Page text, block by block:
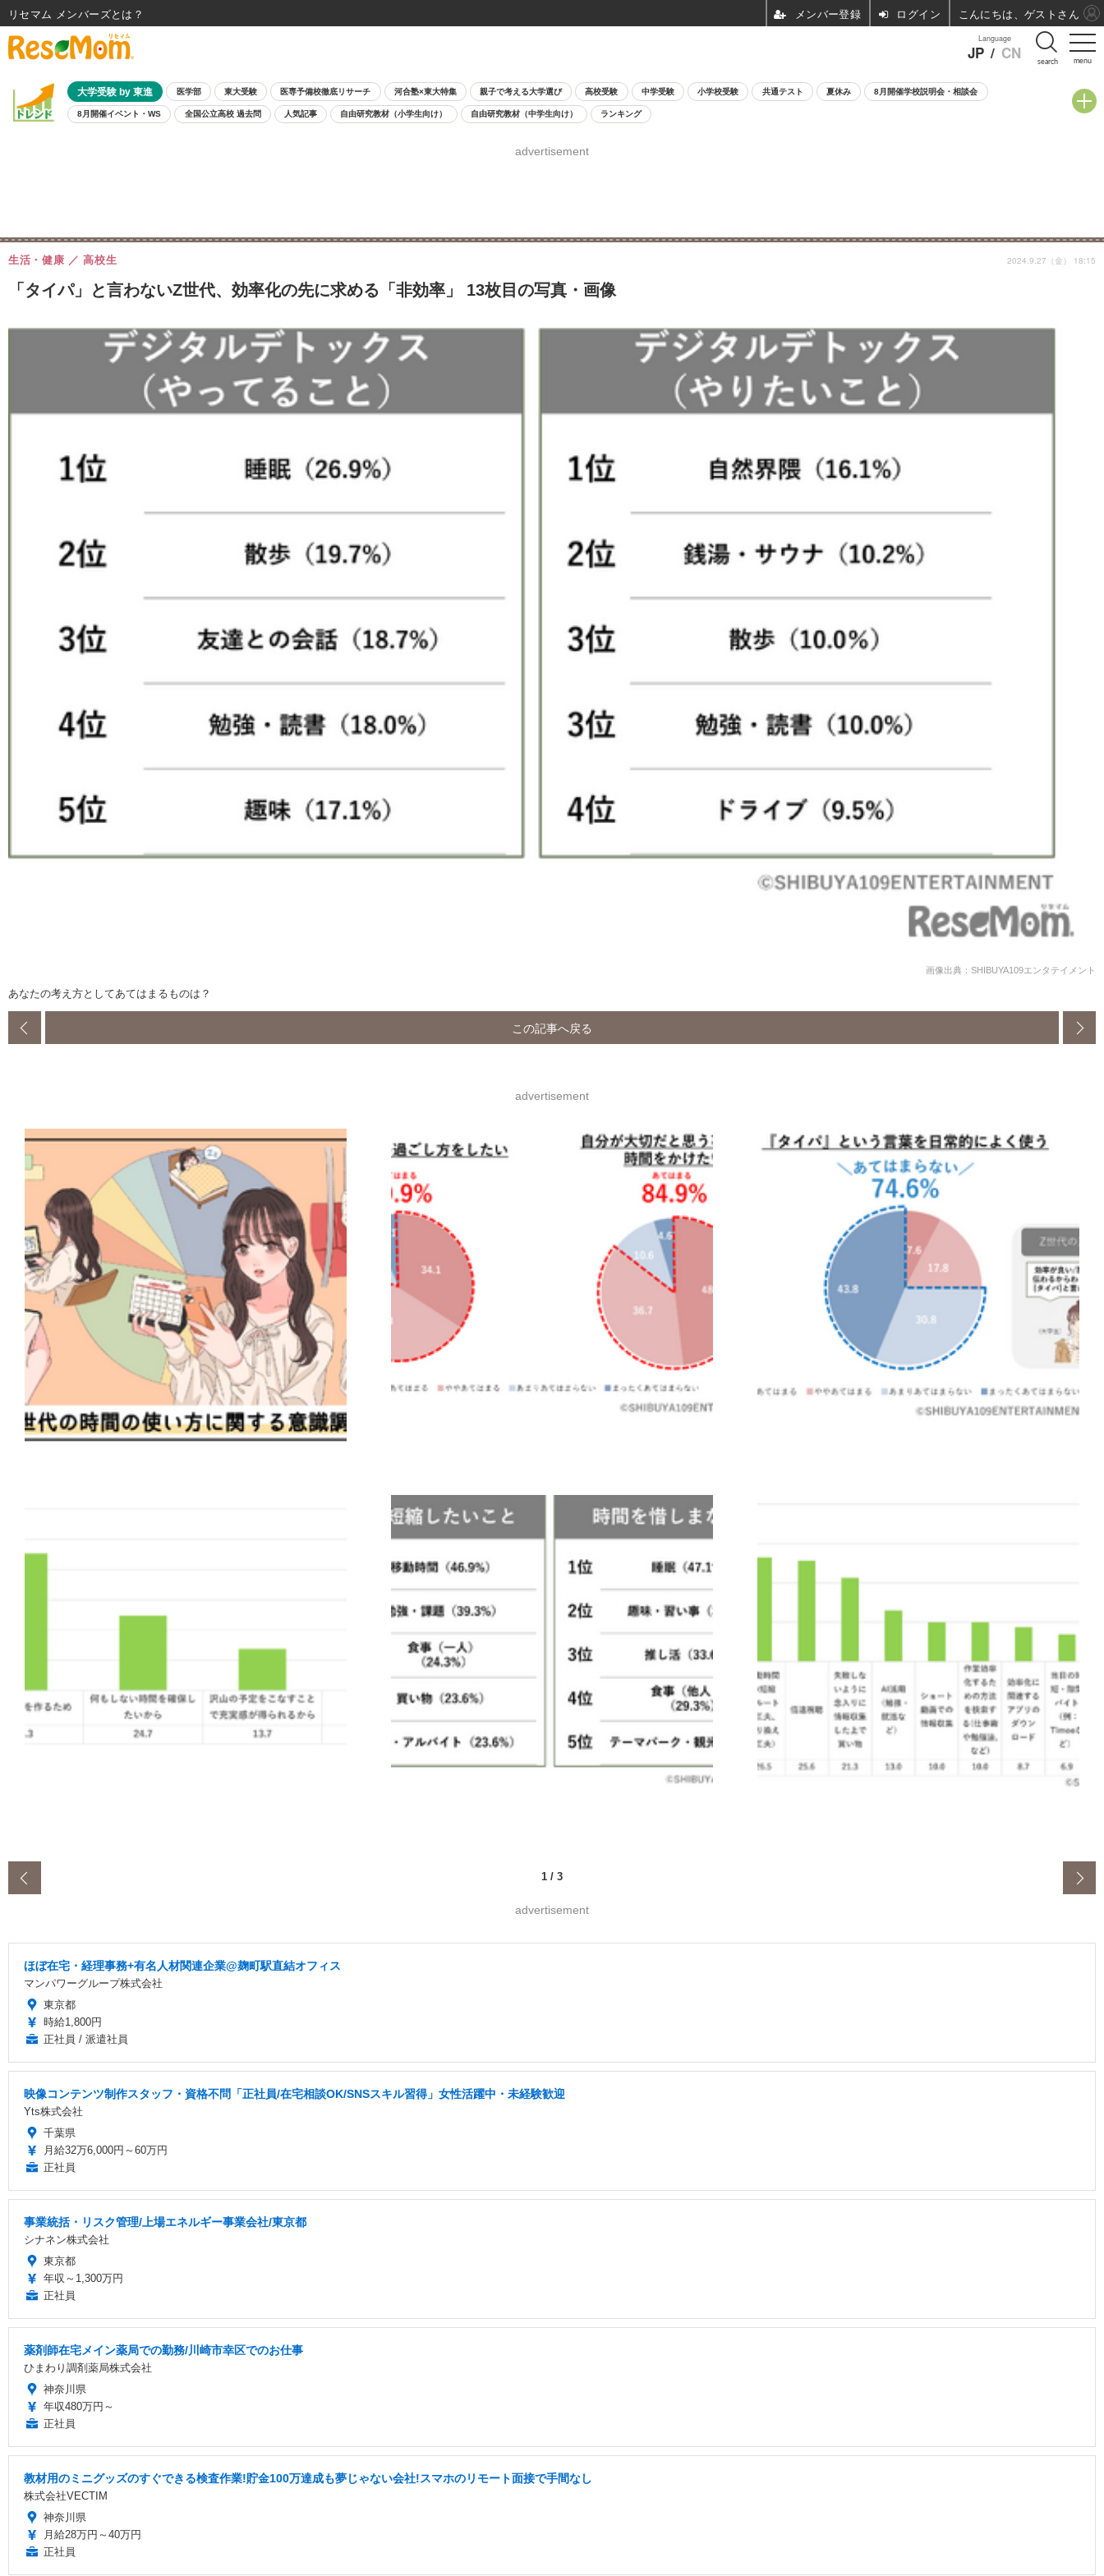
menu
Language
JP / CN search
大学受験 by 東進 医学部 東大受験 医専予備校徹底リサーチ 河合塾×東大特集 親子で考える大学選び 高校受験 中学受験 小学校受験 共通テスト 夏休み 8月開催学校説明会・相談会
8月開催イベント・WS 全国公立高校 過去問 人気記事 自由研究教材（小学生向け） 自由研究教材（中学生向け） ランキング
advertisement
「タイパ」と言わないZ世代、効率化の先に求める「非効率」 13枚目の写真・画像
生活・健康 高校生 2024.9.27（金） 18:15
画像出典：SHIBUYA109エンタテイメント
あなたの考え方としてあてはまるものは？
この記事へ戻る
advertisement
1 / 3
advertisement
ほぼ在宅・経理事務+有名人材関連企業@麹町駅直結オフィス
マンパワーグループ株式会社
東京都
時給1,800円
正社員 / 派遣社員
映像コンテンツ制作スタッフ・資格不問「正社員/在宅相談OK/SNSスキル習得」女性活躍中・未経験歓迎
Yts株式会社
千葉県
月給32万6,000円～60万円
正社員
事業統括・リスク管理/上場エネルギー事業会社/東京都
シナネン株式会社
東京都
年収～1,300万円
正社員
薬剤師在宅メイン薬局での勤務/川崎市幸区でのお仕事
ひまわり調剤薬局株式会社
神奈川県
年収480万円～
正社員
教材用のミニグッズのすぐできる検査作業!貯金100万達成も夢じゃない会社!スマホのリモート面接で手間なし
株式会社VECTIM
神奈川県
月給28万円～40万円
正社員
リセマム メンバーズ ログイン こんにちは、ゲストさん